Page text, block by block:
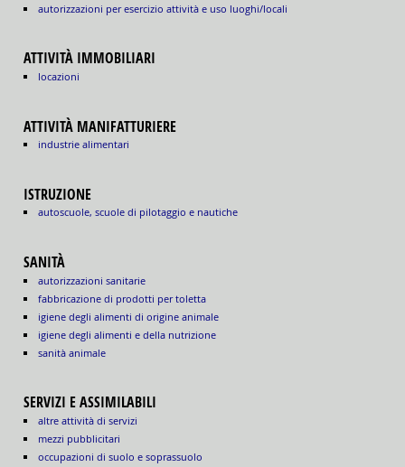
autorizzazioni per esercizio attività e uso luoghi/locali
ATTIVITÀ IMMOBILIARI
locazioni
ATTIVITÀ MANIFATTURIERE
industrie alimentari
ISTRUZIONE
autoscuole, scuole di pilotaggio e nautiche
SANITÀ
autorizzazioni sanitarie
fabbricazione di prodotti per toletta
igiene degli alimenti di origine animale
igiene degli alimenti e della nutrizione
sanità animale
SERVIZI E ASSIMILABILI
altre attività di servizi
mezzi pubblicitari
occupazioni di suolo e soprassuolo